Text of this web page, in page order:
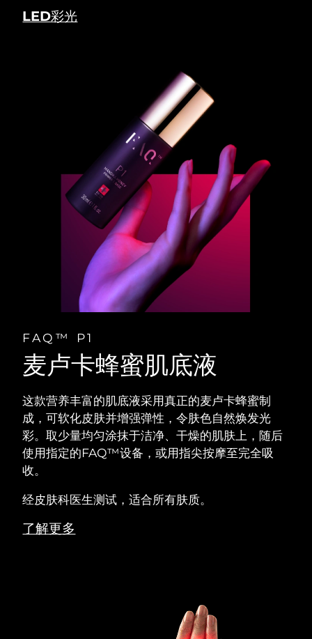
LED彩光
FAQ™ P1
麦卢卡蜂蜜肌底液
这款营养丰富的肌底液采用真正的麦卢卡蜂蜜制
成，可软化皮肤并增强弹性，令肤色自然焕发光
彩。取少量均匀涂抹于洁净、干燥的肌肤上，随后
使用指定的FAQ™设备，或用指尖按摩至完全吸
收。
经皮肤科医生测试，适合所有肤质。
了解更多